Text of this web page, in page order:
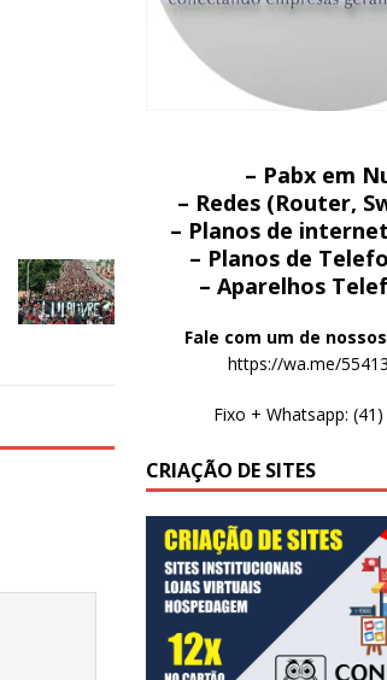
– Pabx em
– Redes (Router,
– Planos de
– Planos de
– Aparelhos
Fale com um de
https://wa.me/
Fixo + Whatsapp:
CRIAÇÃO DE SITES